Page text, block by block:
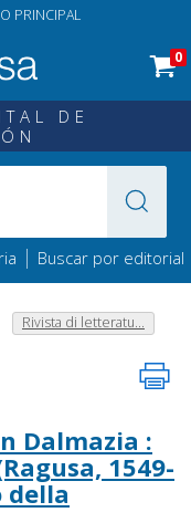
PRINCIPAL
0
DE
| Buscar por editorial
Rivista di letteratu...
Dalmazia :
1549-
della